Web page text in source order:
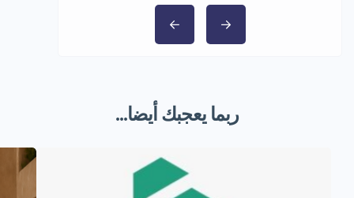
ربما يعجبك أيضا...